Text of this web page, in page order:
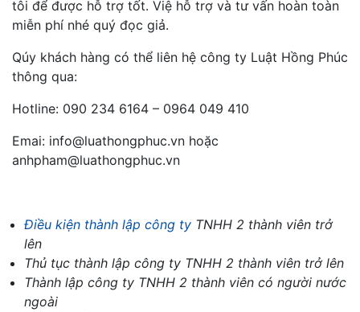
tôi để được hỗ trợ tốt. Việ hỗ trợ và tư vấn hoàn toàn
miễn phí nhé quý đọc giả.
Qúy khách hàng có thể liên hệ công ty Luật Hồng Phúc
thông qua:
Hotline: 090 234 6164 – 0964 049 410
Emai: info@luathongphuc.vn hoặc
anhpham@luathongphuc.vn
Điều kiện thành lập công ty TNHH 2 thành viên trở
lên
Thủ tục thành lập công ty TNHH 2 thành viên trở lên
Thành lập công ty TNHH 2 thành viên có người nước
ngoài